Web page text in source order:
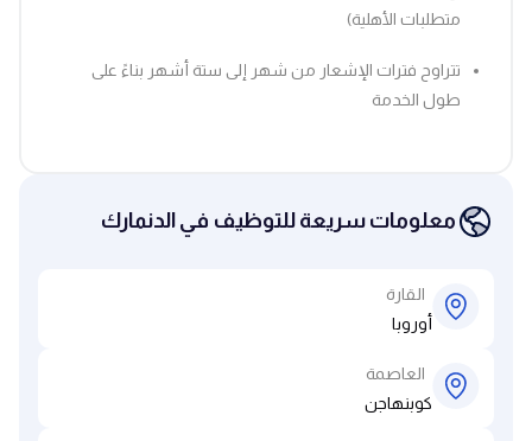
متطلبات الأهلية)
تتراوح فترات الإشعار من شهر إلى ستة أشهر بناءً على
طول الخدمة
معلومات سريعة للتوظيف في الدنمارك
القارة
أوروبا
العاصمة
كوبنهاجن